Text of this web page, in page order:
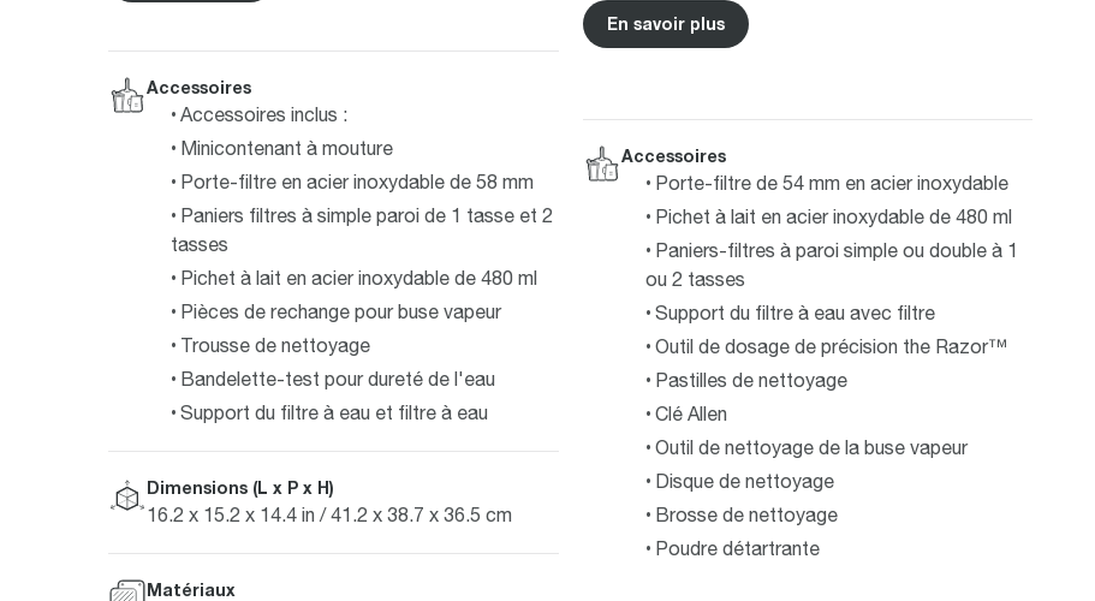
Accessoires
Accessoires inclus :
Minicontenant à mouture
Porte-filtre en acier inoxydable de 58 mm
Paniers filtres à simple paroi de 1 tasse et 2
tasses
Pichet à lait en acier inoxydable de 480 ml
Pièces de rechange pour buse vapeur
Trousse de nettoyage
Bandelette-test pour dureté de l'eau
Support du filtre à eau et filtre à eau
Dimensions (L x P x H)
16.2 x 15.2 x 14.4 in / 41.2 x 38.7 x 36.5 cm
Matériaux
En savoir plus
Accessoires
Porte-filtre de 54 mm en acier inoxydable
Pichet à lait en acier inoxydable de 480 ml
Paniers-filtres à paroi simple ou double à 1
ou 2 tasses
Support du filtre à eau avec filtre
Outil de dosage de précision the Razor™
Pastilles de nettoyage
Clé Allen
Outil de nettoyage de la buse vapeur
Disque de nettoyage
Brosse de nettoyage
Poudre détartrante